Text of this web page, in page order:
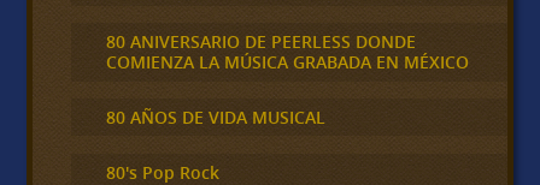
80 ANIVERSARIO DE PEERLESS DONDE
COMIENZA LA MÚSICA GRABADA EN MÉXICO
80 AÑOS DE VIDA MUSICAL
80's Pop Rock